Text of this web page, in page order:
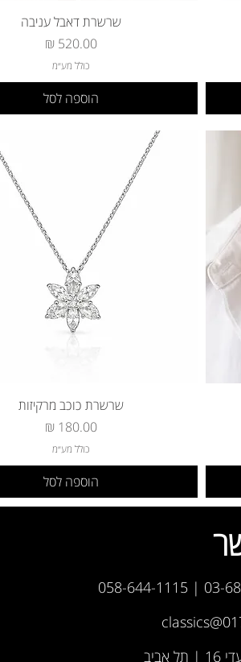
שרשרת דאבל עניבה
מחיר
כולל מע״מ
הוספה לסל
שרשרת כוכב מרקיזות
מחיר
כולל מע״מ
הוספה לסל
03-
אביב